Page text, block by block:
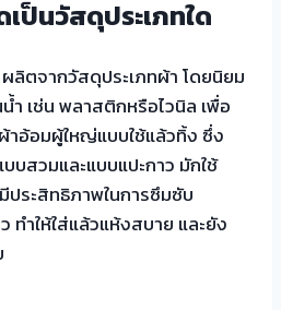
ป็นวัสดุประเภทใด
ลิตจากวัสดุประเภทผ้า โดยนิยม
ำ เช่น พลาสติกหรือไวนิล เพื่อ
าอ้อมผู้ใหญ่แบบใช้แล้วทิ้ง ซึ่ง
บสวมและแบบแปะกาว มักใช้
ประสิทธิภาพในการซึมซับ
ทำให้ใส่แล้วแห้งสบาย และยัง